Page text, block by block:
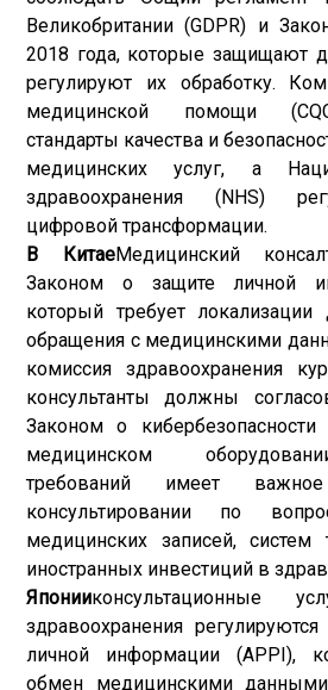
Великобритании (GDPR) и
2018 года, которые защищают
регулируют их обработку.
медицинской помощи
стандарты качества и
медицинских услуг, а
здравоохранения (NHS)
цифровой трансформации.
В КитаеМедицинский
Законом о защите личной
который требует
обращения с медицинскими
комиссия здравоохранения
консультанты должны
Законом о
медицинском
требований имеет
консультировании по
медицинских записей,
иностранных инвестиций в
Японииконсультационные
здравоохранения
личной информации (APPI),
обмен медицинскими